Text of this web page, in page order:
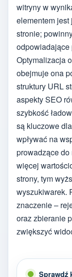
witryny w
elementem
stronie;
odpowiadające
Optymalizacja
obejmuje ona
struktury URL
aspekty SEO
szybkość
są kluczowe
wpływać na
prowadzące
więcej
strony, tym
wyszukiwarek.
znaczenie –
oraz zbieranie
zwiększyć
Sprawdź